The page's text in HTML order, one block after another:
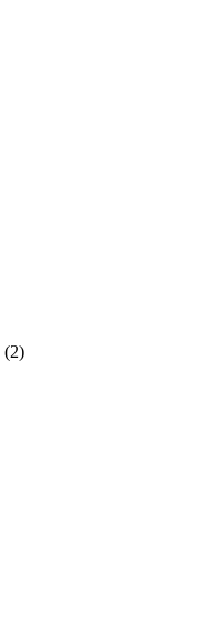
(2)